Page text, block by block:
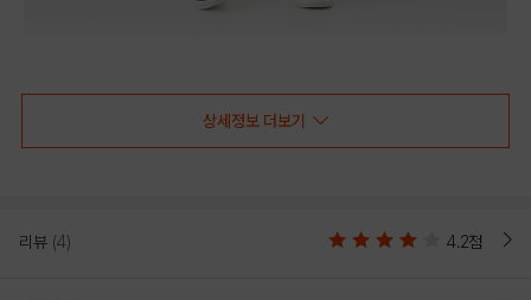
상세정보 더보기
리뷰 (4) 4.2점